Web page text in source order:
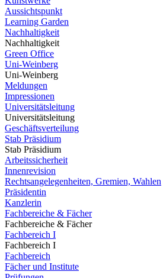
Aussichtspunkt
Learning Garden
Nachhaltigkeit
Nachhaltigkeit
Green Office
Uni-Weinberg
Uni-Weinberg
Meldungen
Impressionen
Universitätsleitung
Universitätsleitung
Geschäftsverteilung
Stab Präsidium
Stab Präsidium
Arbeitssicherheit
Innenrevision
Rechtsangelegenheiten, Gremien, Wahlen
Präsidentin
Kanzlerin
Fachbereiche & Fächer
Fachbereiche & Fächer
Fachbereich I
Fachbereich I
Fachbereich
Fächer und Institute